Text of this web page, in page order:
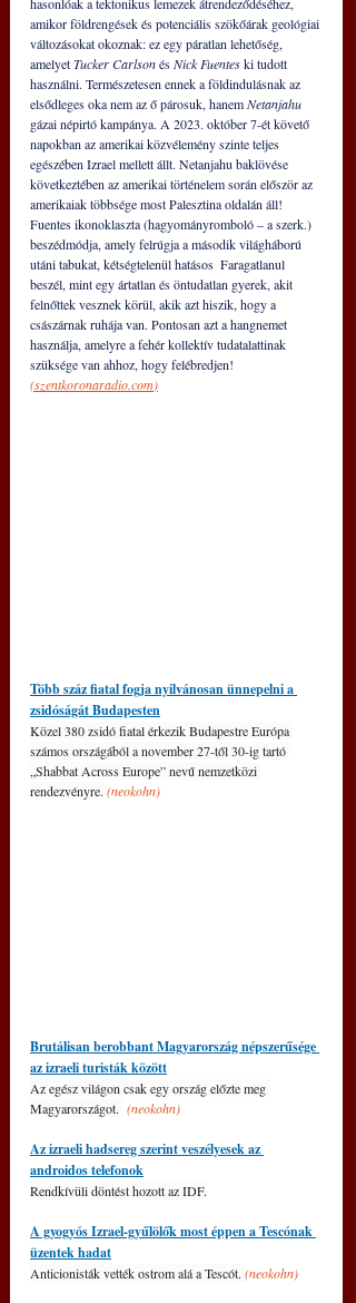
amikor földrengések és potenciális szökőárak geológiai
változásokat okoznak: ez egy páratlan lehetőség,
amelyet Tucker Carlson és Nick Fuentes ki tudott
használni. Természetesen ennek a földindulásnak az
elsődleges oka nem az ő párosuk, hanem Netanjahu
gázai népirtó kampánya. A 2023. október 7-ét követő
napokban az amerikai közvélemény szinte teljes
egészében Izrael mellett állt. Netanjahu baklövése
következtében az amerikai történelem során először az
amerikaiak többsége most Palesztina oldalán áll!
Fuentes ikonoklaszta (hagyományromboló – a szerk.)
beszédmódja, amely felrúgja a második világháború
utáni tabukat, kétségtelenül hatásos  Faragatlanul
beszél, mint egy ártatlan és öntudatlan gyerek, akit
felnőttek vesznek körül, akik azt hiszik, hogy a
császárnak ruhája van. Pontosan azt a hangnemet
használja, amelyre a fehér kollektív tudatalattinak
szüksége van ahhoz, hogy felébredjen!
(szentkoronaradio.com)
Több száz fiatal fogja nyilvánosan ünnepelni a
zsidóságát Budapesten
Közel 380 zsidó fiatal érkezik Budapestre Európa
számos országából a november 27-től 30-ig tartó
„Shabbat Across Europe” nevű nemzetközi
rendezvényre. (neokohn)
Brutálisan berobbant Magyarország népszerűsége
az izraeli turisták között
Az egész világon csak egy ország előzte meg
Magyarországot. (neokohn)
Az izraeli hadsereg szerint veszélyesek az
androidos telefonok
Rendkívüli döntést hozott az IDF.
A gyogyós Izrael-gyűlölők most éppen a Tescónak
üzentek hadat
Anticionisták vették ostrom alá a Tescót. (neokohn)